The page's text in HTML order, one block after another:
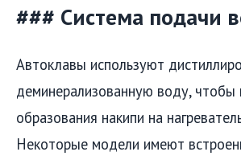
### Система подачи
Автоклавы используют
деминерализованную воду, чтобы
образования накипи на
Некоторые модели имеют